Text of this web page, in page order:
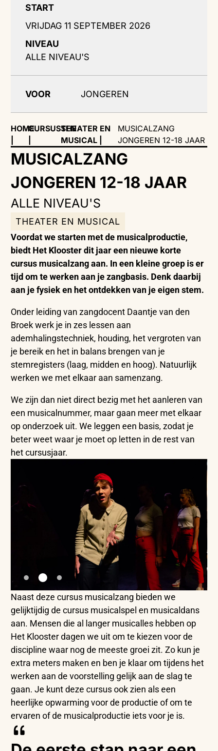
HOMECURSUSSENTHEATER EN
MUSICAL
MUSICALZANG
JONGEREN 12-18 JAAR
MUSICALZANG
JONGEREN 12-18 JAAR
ALLE NIVEAU'S
THEATER EN MUSICAL
Voordat we starten met de musicalproductie,
biedt Het Klooster dit jaar een nieuwe korte
cursus musicalzang aan. In een kleine groep is er
tijd om te werken aan je zangbasis. Denk daarbij
aan je fysiek en het ontdekken van je eigen stem.
Onder leiding van zangdocent Daantje van den
Broek werk je in zes lessen aan
ademhalingstechniek, houding, het vergroten van
je bereik en het in balans brengen van je
stemregisters (laag, midden en hoog). Natuurlijk
werken we met elkaar aan samenzang.
We zijn dan niet direct bezig met het aanleren van
een musicalnummer, maar gaan meer met elkaar
op onderzoek uit. We leggen een basis, zodat je
beter weet waar je moet op letten in de rest van
het cursusjaar.
Naast deze cursus musicalzang bieden we
gelijktijdig de cursus musicalspel en musicaldans
aan. Mensen die al langer musicalles hebben op
Het Klooster dagen we uit om te kiezen voor de
discipline waar nog de meeste groei zit. Zo kun je
extra meters maken en ben je klaar om tijdens het
werken aan de voorstelling gelijk aan de slag te
gaan. Je kunt deze cursus ook zien als een
heerlijke opwarming voor de productie of om te
ervaren of de musicalproductie iets voor je is.
START
VRIJDAG 11 SEPTEMBER 2026
NIVEAU
ALLE NIVEAU'S
VOOR JONGEREN